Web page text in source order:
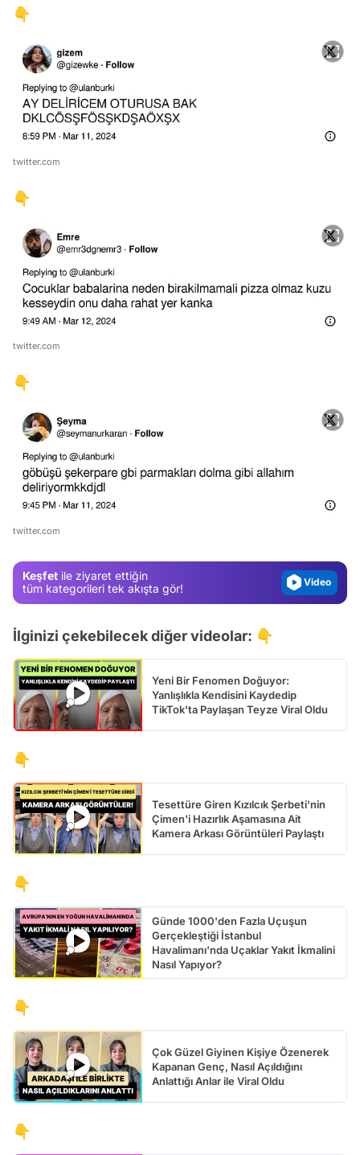
👇
twitter.com
👇
twitter.com
👇
twitter.com
Keşfet ile ziyaret ettiğin
tüm kategorileri tek akışta gör!
Gündem
Test
İlginizi çekebilecek diğer videolar: 👇
Yeni Bir Fenomen Doğuyor:
Yanlışlıkla Kendisini Kaydedip
TikTok'ta Paylaşan Teyze Viral Oldu
👇
Tesettüre Giren Kızılcık Şerbeti'nin
Çimen'i Hazırlık Aşamasına Ait
Kamera Arkası Görüntüleri Paylaştı
👇
Günde 1000'den Fazla Uçuşun
Gerçekleştiği İstanbul
Havalimanı'nda Uçaklar Yakıt İkmalini
Nasıl Yapıyor?
👇
Çok Güzel Giyinen Kişiye Özenerek
Kapanan Genç, Nasıl Açıldığını
Anlattığı Anlar ile Viral Oldu
👇